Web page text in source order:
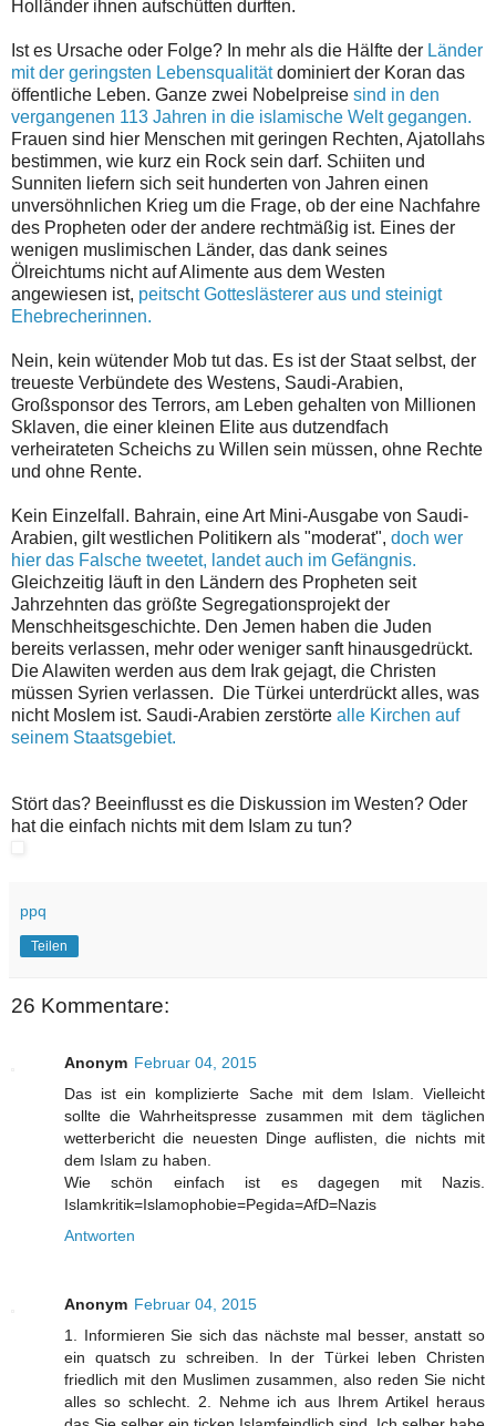
Holländer ihnen aufschütten durften.
Ist es Ursache oder Folge? In mehr als die Hälfte der Länder
mit der geringsten Lebensqualitätdominiert der Koran das
öffentliche Leben. Ganze zwei Nobelpreise sind in den
vergangenen 113 Jahren in die islamische Welt gegangen.
Frauen sind hier Menschen mit geringen Rechten, Ajatollahs
bestimmen, wie kurz ein Rock sein darf. Schiiten und
Sunniten liefern sich seit hunderten von Jahren einen
unversöhnlichen Krieg um die Frage, ob der eine Nachfahre
des Propheten oder der andere rechtmäßig ist. Eines der
wenigen muslimischen Länder, das dank seines
Ölreichtums nicht auf Alimente aus dem Westen
angewiesen ist, peitscht Gotteslästerer aus und steinigt
Ehebrecherinnen.
Nein, kein wütender Mob tut das. Es ist der Staat selbst, der
treueste Verbündete des Westens, Saudi-Arabien,
Großsponsor des Terrors, am Leben gehalten von Millionen
Sklaven, die einer kleinen Elite aus dutzendfach
verheirateten Scheichs zu Willen sein müssen, ohne Rechte
und ohne Rente.
Kein Einzelfall. Bahrain, eine Art Mini-Ausgabe von Saudi-
Arabien, gilt westlichen Politikern als "moderat", doch wer
hier das Falsche tweetet, landet auch im Gefängnis.
Gleichzeitig läuft in den Ländern des Propheten seit
Jahrzehnten das größte Segregationsprojekt der
Menschheitsgeschichte. Den Jemen haben die Juden
bereits verlassen, mehr oder weniger sanft hinausgedrückt.
Die Alawiten werden aus dem Irak gejagt, die Christen
müssen Syrien verlassen. Die Türkei unterdrückt alles, was
nicht Moslem ist. Saudi-Arabien zerstörte alle Kirchen auf
seinem Staatsgebiet.
Stört das? Beeinflusst es die Diskussion im Westen? Oder
hat die einfach nichts mit dem Islam zu tun?
ppq
Teilen
26 Kommentare:
Anonym Februar 04, 2015
Das ist ein komplizierte Sache mit dem Islam. Vielleicht
sollte die Wahrheitspresse zusammen mit dem täglichen
wetterbericht die neuesten Dinge auflisten, die nichts mit
dem Islam zu haben.
Wie schön einfach ist es dagegen mit Nazis.
Islamkritik=Islamophobie=Pegida=AfD=Nazis
Antworten
Anonym Februar 04, 2015
1. Informieren Sie sich das nächste mal besser, anstatt so
ein quatsch zu schreiben. In der Türkei leben Christen
friedlich mit den Muslimen zusammen, also reden Sie nicht
alles so schlecht. 2. Nehme ich aus Ihrem Artikel heraus